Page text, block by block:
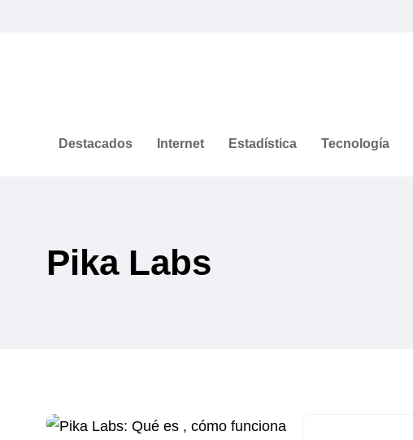
Destacados Internet Estadística Tecnología
Pika Labs